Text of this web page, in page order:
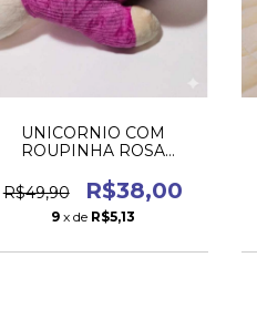
UNICORNIO COM
ROUPINHA ROSA
R$49,90
R$38,00
9 x de R$5,13